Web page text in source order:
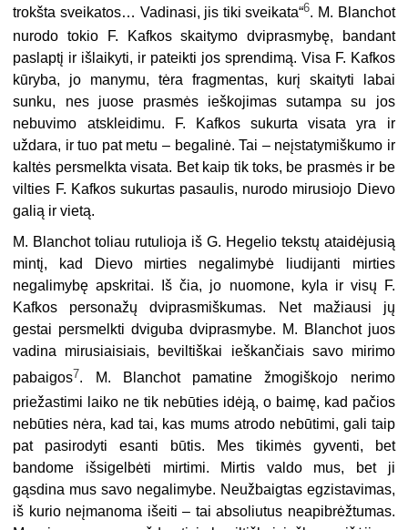
trokšta sveikatos… Vadinasi, jis tiki sveikata“6. M. Blanchot
nurodo tokio F. Kafkos skaitymo dviprasmybę, bandant
paslaptį ir išlaikyti, ir pateikti jos sprendimą. Visa F. Kafkos
kūryba, jo manymu, tėra fragmentas, kurį skaityti labai
sunku, nes juose prasmės ieškojimas sutampa su jos
nebuvimo atskleidimu. F. Kafkos sukurta visata yra ir
uždara, ir tuo pat metu – begalinė. Tai – neįstatymiškumo ir
kaltės persmelkta visata. Bet kaip tik toks, be prasmės ir be
vilties F. Kafkos sukurtas pasaulis, nurodo mirusiojo Dievo
galią ir vietą.
M. Blanchot toliau rutulioja iš G. Hegelio tekstų ataidėjusią
mintį, kad Dievo mirties negalimybė liudijanti mirties
negalimybę apskritai. Iš čia, jo nuomone, kyla ir visų F.
Kafkos personažų dviprasmiškumas. Net mažiausi jų
gestai persmelkti dviguba dviprasmybe. M. Blanchot juos
vadina mirusiaisiais, beviltiškai ieškančiais savo mirimo
pabaigos7. M. Blanchot pamatine žmogiškojo nerimo
priežastimi laiko ne tik nebūties idėją, o baimę, kad pačios
nebūties nėra, kad tai, kas mums atrodo nebūtimi, gali taip
pat pasirodyti esanti būtis. Mes tikimės gyventi, bet
bandome išsigelbėti mirtimi. Mirtis valdo mus, bet ji
gąsdina mus savo negalimybe. Neužbaigtas egzistavimas,
iš kurio neįmanoma išeiti – tai absoliutus neapibrėžtumas.